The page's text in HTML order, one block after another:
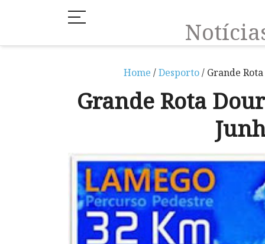
Home /Desporto/ Grande
Grande Rota